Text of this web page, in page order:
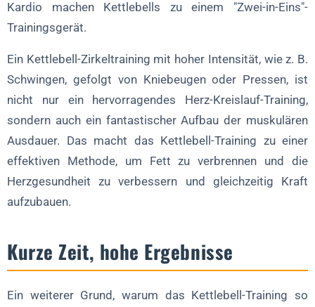
Kardio machen Kettlebells zu einem "Zwei-in-Eins"-
Trainingsgerät.
Ein Kettlebell-Zirkeltraining mit hoher Intensität, wie z. B.
Schwingen, gefolgt von Kniebeugen oder Pressen, ist
nicht nur ein hervorragendes Herz-Kreislauf-Training,
sondern auch ein fantastischer Aufbau der muskulären
Ausdauer. Das macht das Kettlebell-Training zu einer
effektiven Methode, um Fett zu verbrennen und die
Herzgesundheit zu verbessern und gleichzeitig Kraft
aufzubauen.
Kurze Zeit, hohe Ergebnisse
Ein weiterer Grund, warum das Kettlebell-Training so